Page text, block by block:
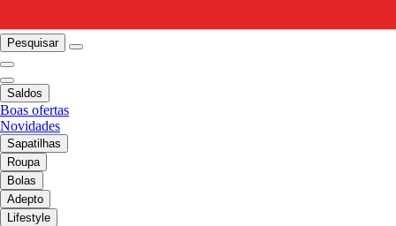
Pesquisar
Saldos
Boas ofertas
Novidades
Sapatilhas
Roupa
Bolas
Adepto
Lifestyle